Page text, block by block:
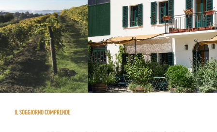
IL SOGGIORNO COMPRENDE